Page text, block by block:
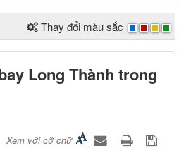
Thay đổi màu sắc
Long Thành trong
Xem với cỡ chữ